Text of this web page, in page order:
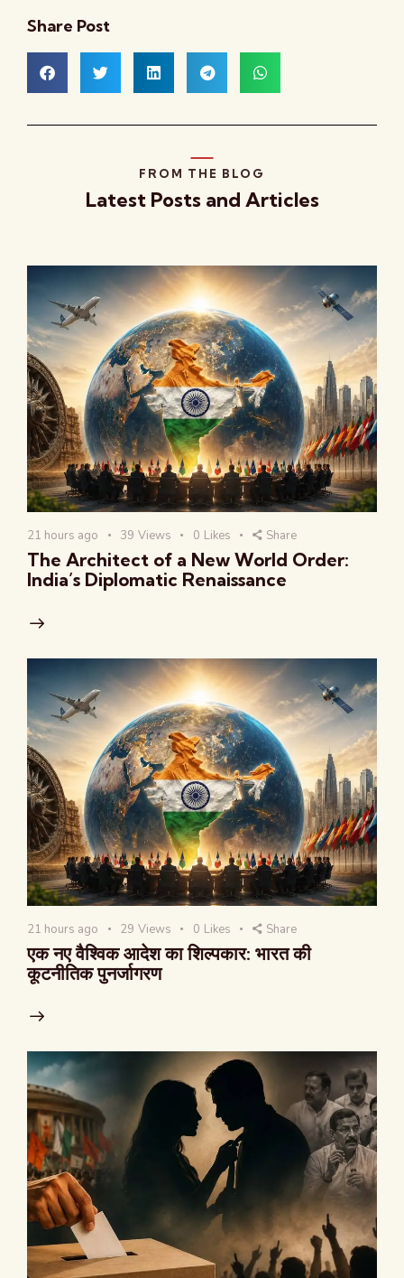
Share Post
FROM THE BLOG
Latest Posts and Articles
21 hours ago 39 Views 0 Likes Share
The Architect of a New World Order:
India’s Diplomatic Renaissance
21 hours ago 29 Views 0 Likes Share
एक नए वैश्विक आदेश का शिल्पकार: भारत की
कूटनीतिक पुनर्जागरण